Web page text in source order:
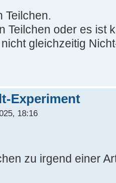
Teilchen.
Teilchen oder es ist
gleichzeitig
Experiment
18:16
zu irgend einer